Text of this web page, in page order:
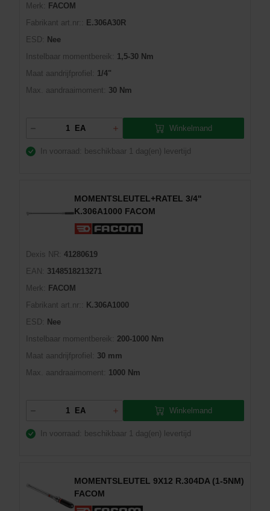
Merk:
FACOM
Fabrikant art.nr::
E.306A30R
ESD:
Nee
Instelbaar momentbereik:
1,5-30 Nm
Maat aandrijfprofiel:
1/4"
Max. aandraaimoment:
30 Nm
EA Winkelmand
In voorraad: beschikbaar 1 dag(en) levertijd
MOMENTSLEUTEL+RATEL 3/4"
K.306A1000 FACOM
Dexis NR: 41280619
EAN:
3148518213271
Merk:
FACOM
Fabrikant art.nr::
K.306A1000
ESD:
Nee
Instelbaar momentbereik: 200-1000 Nm
Maat aandrijfprofiel:
30 mm
Max. aandraaimoment:
1000 Nm
EA Winkelmand
In voorraad: beschikbaar 1 dag(en) levertijd
MOMENTSLEUTEL 9X12 R.304DA (1-5NM)
FACOM